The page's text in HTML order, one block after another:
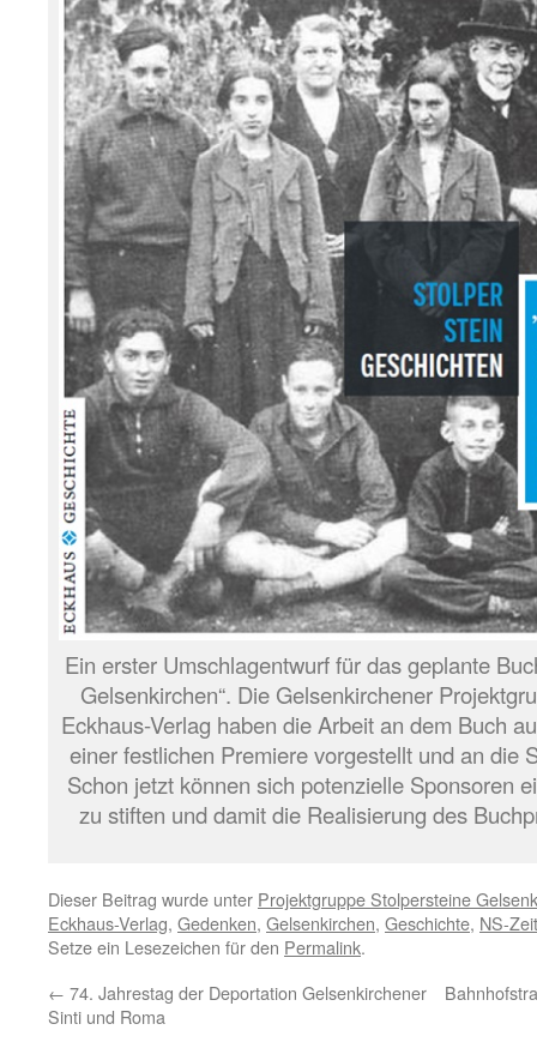
Ein erster Umschlagentwurf für das geplante
Gelsenkirchen“. Die Gelsenkirchener
Eckhaus-Verlag haben die Arbeit an dem Buch
einer festlichen Premiere vorgestellt und an die
Schon jetzt können sich potenzielle Sponsoren
zu stiften und damit die Realisierung des
Dieser Beitrag wurde unter Projektgruppe Stolpersteine
Eckhaus-Verlag, Gedenken, Gelsenkirchen, Geschichte, NS-Zeit
Setze ein Lesezeichen für den Permalink.
← 74. Jahrestag der Deportation Gelsenkirchener
Sinti und Roma